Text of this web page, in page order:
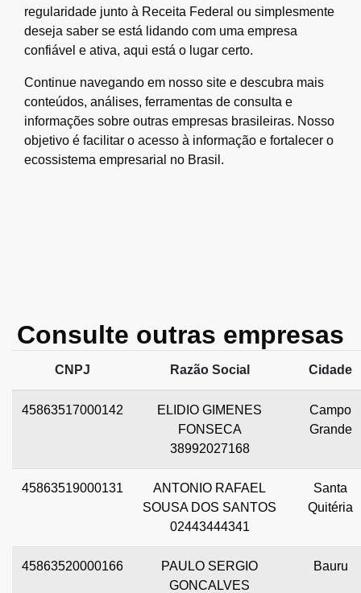
regularidade junto à Receita Federal ou simplesmente
deseja saber se está lidando com uma empresa
confiável e ativa, aqui está o lugar certo.
Continue navegando em nosso site e descubra mais
conteúdos, análises, ferramentas de consulta e
informações sobre outras empresas brasileiras. Nosso
objetivo é facilitar o acesso à informação e fortalecer o
ecossistema empresarial no Brasil.
Consulte outras empresas
CNPJ Razão Social Cidade
45863517000142
ELIDIO GIMENES
FONSECA
38992027168
Campo
Grande
45863519000131
ANTONIO RAFAEL
SOUSA DOS SANTOS
02443444341
Santa
Quitéria
45863520000166
PAULO SERGIO
GONCALVES
Bauru